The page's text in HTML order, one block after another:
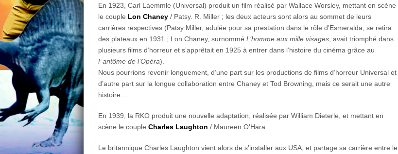
En 1923, Carl Laemmle (Universal) produit un film réalisé par Wallace Worsley, mettant en scène
le couple Lon Chaney / Patsy. R. Miller ; les deux acteurs sont alors au sommet de leurs
carrières respectives (Patsy Miller, adulée pour sa prestation dans le rôle d’Esmeralda, se retira
des plateaux en 1931 ; Lon Chaney, surnommé L’homme aux mille visages , avait triomphé dans
plusieurs films d’horreur et s’apprêtait en 1925 à entrer dans l’histoire du cinéma grâce au
Fantôme de l’Opéra).
Nous pourrions revenir longuement, d’une part sur les productions de films d’horreur Universal et
d’autre part sur la longue collaboration entre Chaney et Tod Browning, mais ce serait une autre
histoire…
En 1939, la RKO produit une nouvelle adaptation, réalisée par William Dieterle, et mettant en
scène le couple Charles Laughton / Maureen O’Hara.
Le britannique Charles Laughton vient alors de s’installer aux USA, et partage sa carrière entre le